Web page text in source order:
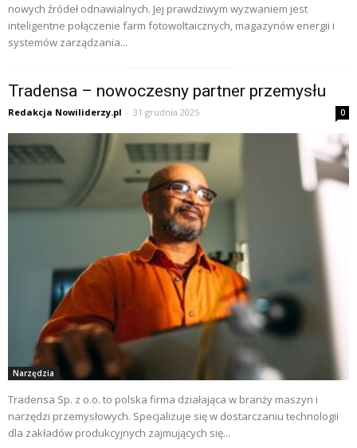
nowych źródeł odnawialnych. Jej prawdziwym wyzwaniem jest
inteligentne połączenie farm fotowoltaicznych, magazynów energii i
systemów zarządzania...
Tradensa – nowoczesny partner przemysłu
Redakcja Nowiliderzy.pl - 31 grudnia 2025 0
Narzędzia
Tradensa Sp. z o.o. to polska firma działająca w branży maszyn i
narzędzi przemysłowych. Specjalizuje się w dostarczaniu technologii
dla zakładów produkcyjnych zajmujących się...